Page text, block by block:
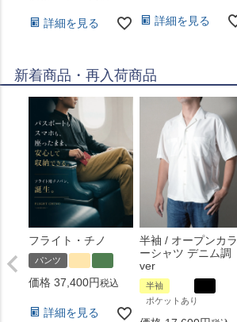
詳細を見る 詳細を見る
新着商品・再入荷商品
フライト・チノ
パンツ
価格 37,400 税込
詳細を見る
半袖 / オープンカラ
ーシャツ デニム調
ver
半袖
ポケットあり